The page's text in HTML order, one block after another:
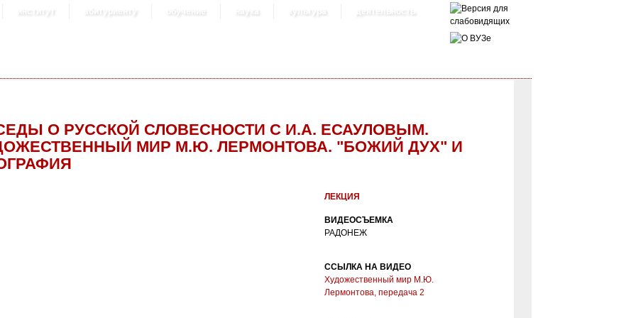
институт абитуриенту обучение наука культура деятельность
О РУССКОЙ СЛОВЕСНОСТИ С И.А. ЕСАУЛОВЫМ.
МИР М.Ю. ЛЕРМОНТОВА. "БОЖИЙ ДУХ" И
ЛЕКЦИЯ
ВИДЕОСЪЕМКА
РАДОНЕЖ
ССЫЛКА НА ВИДЕО
Художественный мир М.Ю.
Лермонтова, передача 2